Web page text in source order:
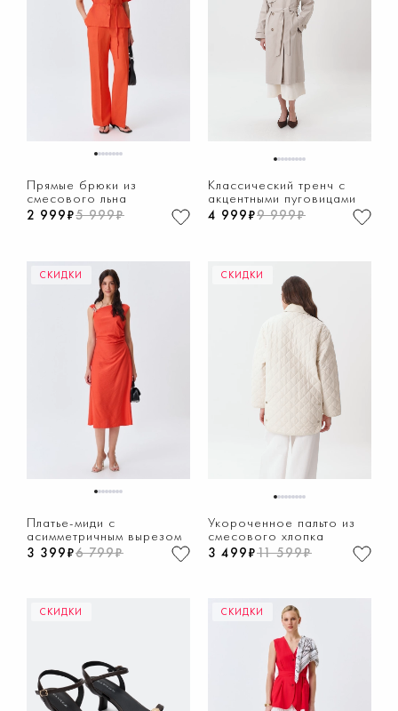
12345678
Прямые брюки из
смесового льна
2 999₽5 999₽
123456789
Классический тренч с
акцентными пуговицами
4 999₽9 999₽
СКИДКИ
12345678
Платье-миди с
асимметричным вырезом
3 399₽6 799₽
СКИДКИ
123456789
Укороченное пальто из
смесового хлопка
3 499₽11 599₽
СКИДКИ СКИДКИ